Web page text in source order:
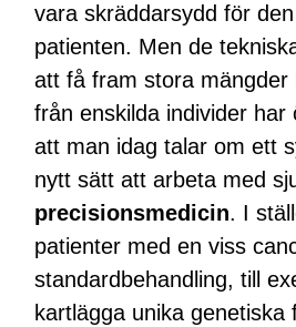
vara skräddarsydd för
patienten. Men de
att få fram stora mängder
från enskilda individer har
att man idag talar om ett
nytt sätt att arbeta med
precisionsmedicin. I
patienter med en viss
standardbehandling, till
kartlägga unika genetiska